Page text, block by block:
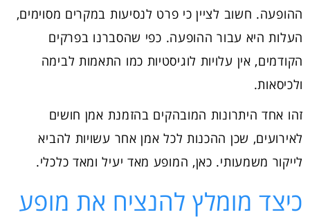
ההופעה. חשוב לציין כי פרט לנסיעות במקרים מסוימים,
העלות היא עבור ההופעה. כפי שהסברנו בפרקים
הקודמים, אין עלויות לוגיסטיות כמו התאמות לבימה
ולכיסאות.
זהו אחד היתרונות המובהקים בהזמנת אמן חושים
לאירועים, שכן ההכנות לכל אמן אחר עשויות להביא
לייקור משמעותי. כאן, המופע מאד יעיל ומאד כלכלי.
כיצד מומלץ להנציח את מופע